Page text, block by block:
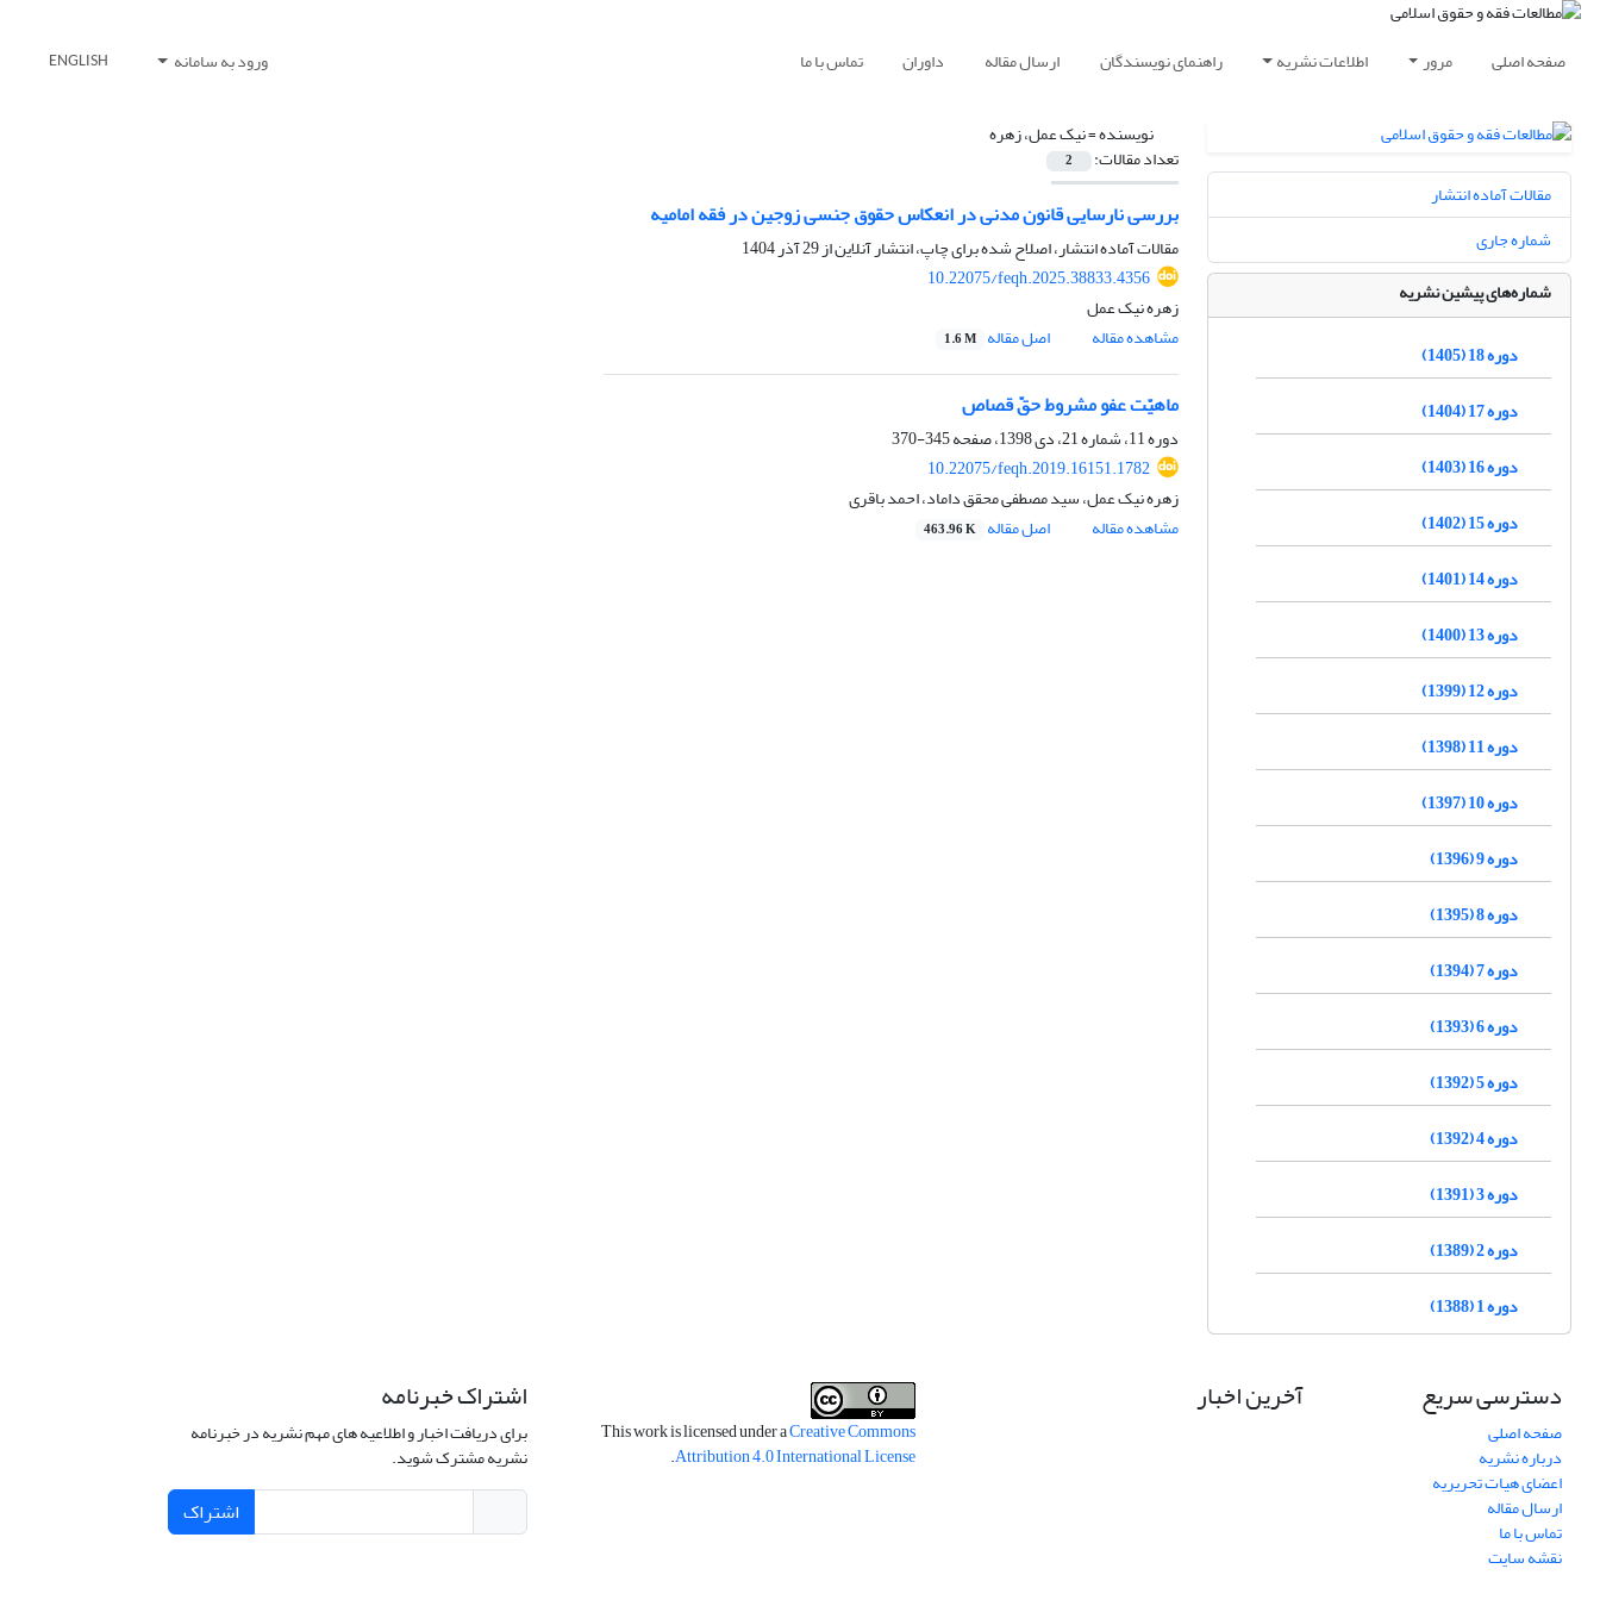
صفحه اصلی مرور اطلاعات نشریه راهنمای نویسندگان ارسال مقاله داوران تماس با ما ورود به سامانه ENGLISH
نویسنده =نیک عمل، زهره
تعداد مقالات: 2
بررسی نارسایی‌ قانون مدنی در انعکاس حقوق جنسی زوجین در فقه امامیه
مقالات آماده انتشار، اصلاح شده برای چاپ، انتشار آنلاین از29 آذر 1404
10.22075/feqh.2025.38833.4356
زهره نیک عمل
مشاهده مقاله
اصل مقاله 1.6 M
ماهیّت عفو مشروط حقّ قصاص
دوره 11، شماره 21، دی 1398، صفحه
345-370
10.22075/feqh.2019.16151.1782
زهره نیک عمل، سید مصطفی محقق داماد، احمد باقری
مشاهده مقاله
اصل مقاله 463.96 K
مقالات آماده انتشار
شماره جاری
شماره‌های پیشین نشریه
دوره 18 (1405)
دوره 17 (1404)
دوره 16 (1403)
دوره 15 (1402)
دوره 14 (1401)
دوره 13 (1400)
دوره 12 (1399)
دوره 11 (1398)
دوره 10 (1397)
دوره 9 (1396)
دوره 8 (1395)
دوره 7 (1394)
دوره 6 (1393)
دوره 5 (1392)
دوره 4 (1392)
دوره 3 (1391)
دوره 2 (1389)
دوره 1 (1388)
دسترسی سریع
صفحه اصلی
درباره نشریه
اعضای هیات تحریریه
ارسال مقاله
تماس با ما
نقشه سایت
آخرین اخبار
This work is licensed under aCreative Commons
Attribution 4.0 International License
.
اشتراک خبرنامه
برای دریافت اخبار و اطلاعیه های مهم نشریه در خبرنامه
نشریه مشترک شوید.
اشتراک